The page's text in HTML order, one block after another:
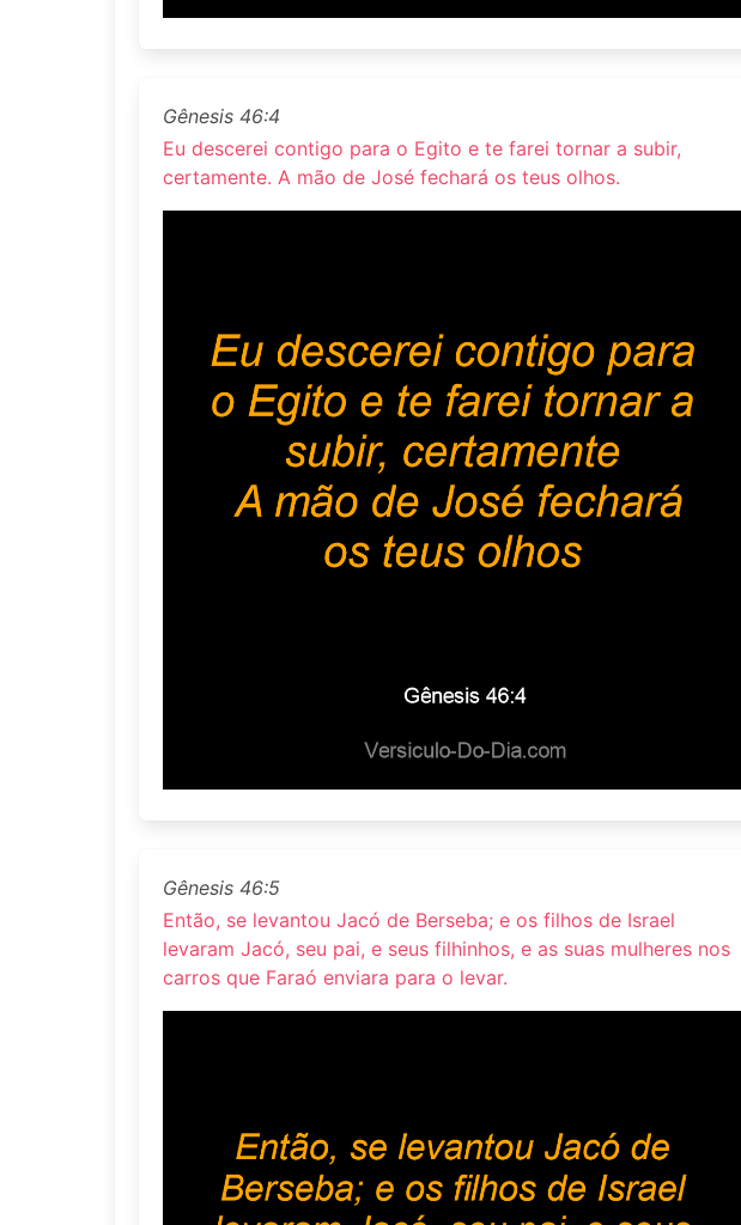
Gênesis 46:4
Eu descerei contigo para o Egito e te farei tornar a subir,
certamente. A mão de José fechará os teus olhos.
Gênesis 46:5
Então, se levantou Jacó de Berseba; e os filhos de Israel
levaram Jacó, seu pai, e seus filhinhos, e as suas mulheres nos
carros que Faraó enviara para o levar.